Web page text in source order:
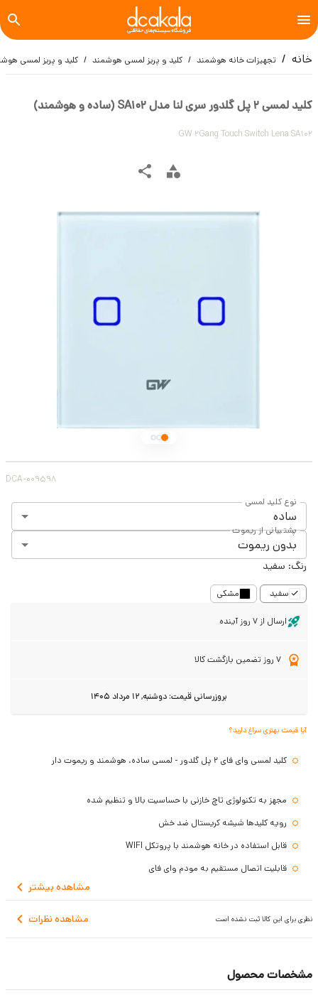
خانه تجهیزات خانه هوشمند کلید و پریز لمسی هوشمند کلید و پریز لمسی
کلید لمسی 2 پل گلدور سری لنا مدل SA102 (ساده و هوشمند)
GW 2Gang Touch Switch Lena SA102
DCA-009598
نوع کلید لمسی
ساده
پشتیبانی از ریموت
بدون ریموت
رنگ: سفید
سفید مشکی
ارسال از 7 روز آینده
7 روز تضمین بازگشت کالا
بروزرسانی قیمت: دوشنبه, 12 مرداد 1405
آیا قیمت بهتری سراغ دارید؟
کلید لمسی وای فای 2 پل گلدور - لمسی ساده، هوشمند و ریموت دار
مجهز به تکنولوژی تاچ خازنی با حساسیت بالا و تنظیم شده
رویه کلیدها شیشه کریستال ضد خش
قابل استفاده در خانه هوشمند با پروتکل WIFI
قابلیت اتصال مستقیم به مودم وای فای
بک لایت نوری دو رنگ جهت زیبایی و بهتر دیده شدن در تاریکی
قابل نصب روی انواع قوطی کلید قدیمی
نصب و راه اندازی ساده بدون نیاز به دستگاه واسط
مشاهده بیشتر
مشاهده نظرات نظری برای این کالا ثبت نشده است
مشخصات محصول